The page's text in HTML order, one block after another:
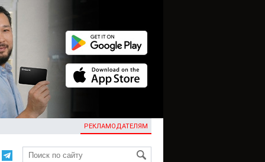
РЕКЛАМОДАТЕЛЯМ
KG